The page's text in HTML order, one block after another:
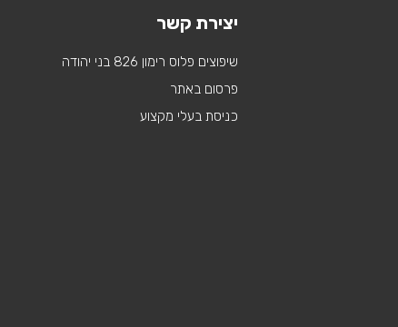
יצירת קשר
שיפוצים פלוס רימון 826 בני יהודה
פרסום באתר
כניסת בעלי מקצוע